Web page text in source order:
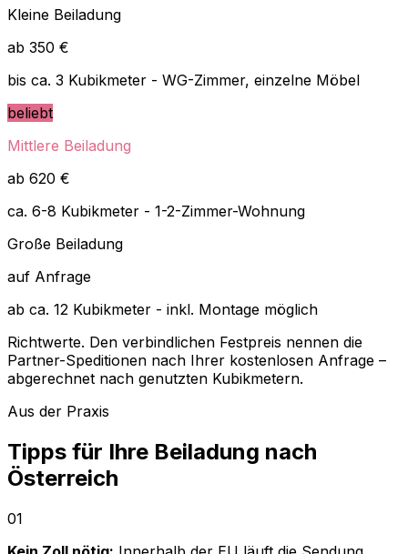
Kleine Beiladung
ab 350 €
bis ca. 3 Kubikmeter - WG-Zimmer, einzelne Möbel
beliebt
Mittlere Beiladung
ab 620 €
ca. 6-8 Kubikmeter - 1-2-Zimmer-Wohnung
Große Beiladung
auf Anfrage
ab ca. 12 Kubikmeter - inkl. Montage möglich
Richtwerte. Den verbindlichen Festpreis nennen die
Partner-Speditionen nach Ihrer kostenlosen Anfrage –
abgerechnet nach genutzten Kubikmetern.
Aus der Praxis
Tipps für Ihre Beiladung nach
Österreich
01